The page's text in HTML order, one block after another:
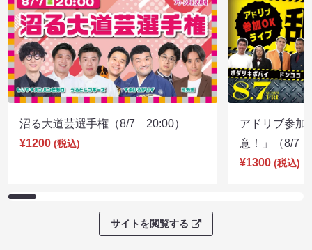
沼る大道芸選手権（8/7 20:00）
¥1200 (税込)
アドリブ参加
意！」（8/7
¥1300 (税込)
サイトを閲覧する